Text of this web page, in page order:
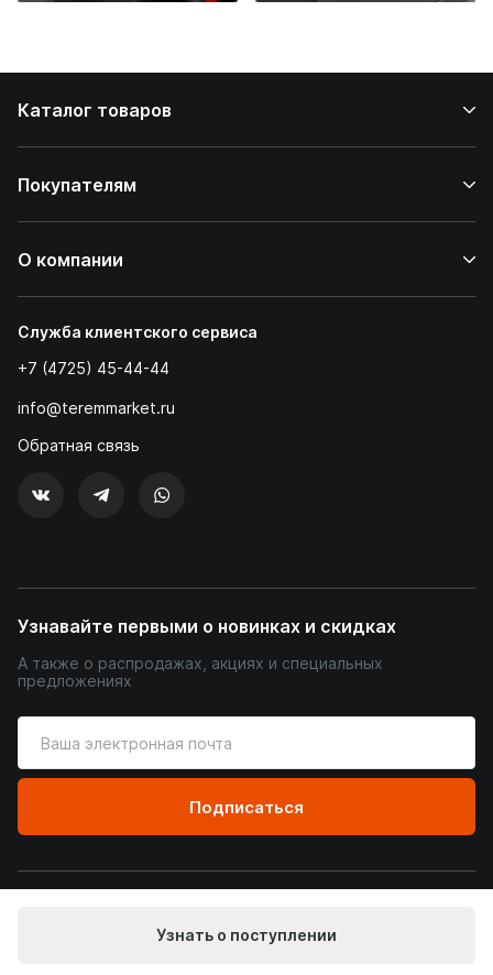
Узнать о поступлении
Каталог товаров
Покупателям
О компании
Служба клиентского сервиса
+7 (4725) 45-44-44
info@teremmarket.ru
Обратная связь
Узнавайте первыми о новинках и скидках
А также о распродажах, акциях и специальных
предложениях
ваш
адрес
почты
Подписаться
Пользовательское соглашение